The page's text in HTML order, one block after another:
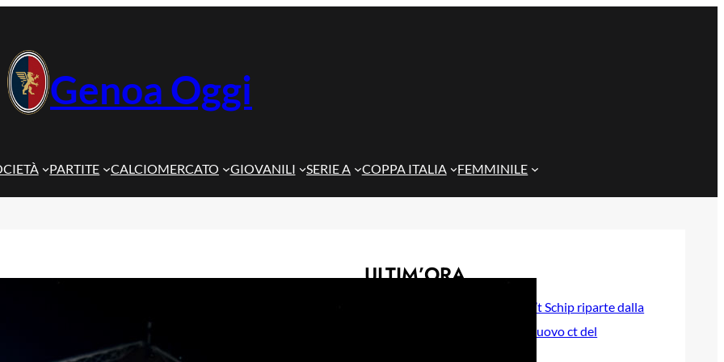
Genoa Oggi
PARTITE CALCIOMERCATO GIOVANILI SERIE A COPPA ITALIA FEMMINILE
ULTIM’ORA
Genoa, l’ex van ’t Schip riparte dalla
Nazionale: è il nuovo ct del